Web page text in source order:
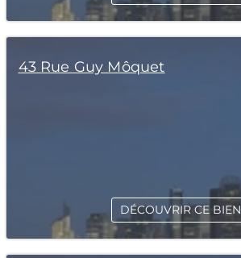
43 Rue Guy Môquet
DÉCOUVRIR CE BIEN